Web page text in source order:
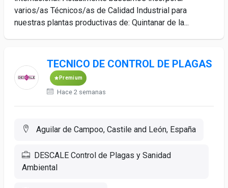
varios/as Técnicos/as de Calidad Industrial para
nuestras plantas productivas de: Quintanar de la...
TECNICO DE CONTROL DE PLAGAS
Premium
Hace 2 semanas
Aguilar de Campoo, Castile and León, España
DESCALE Control de Plagas y Sanidad
Ambiental